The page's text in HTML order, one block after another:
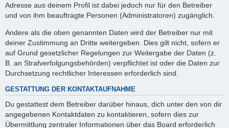
Adresse aus deinem Profil ist dabei jedoch nur für den Betreiber
und von ihm beauftragte Personen (Administratoren) zugänglich.
Andere als die oben genannten Daten wird der Betreiber nur mit
deiner Zustimmung an Dritte weitergeben. Dies gilt nicht, sofern er
auf Grund gesetzlicher Regelungen zur Weitergabe der Daten (z.
B. an Strafverfolgungsbehörden) verpflichtet ist oder die Daten zur
Durchsetzung rechtlicher Interessen erforderlich sind.
GESTATTUNG DER KONTAKTAUFNAHME
Du gestattest dem Betreiber darüber hinaus, dich unter den von dir
angegebenen Kontaktdaten zu kontaktieren, sofern dies zur
Übermittlung zentraler Informationen über das Board erforderlich